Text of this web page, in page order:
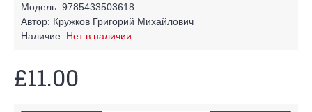
Модель: 9785433503618
Автор: Кружков Григорий Михайлович
Наличие: Нет в наличии
£11.00